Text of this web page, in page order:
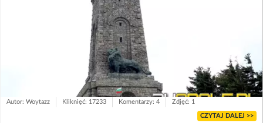
Autor: Woytazz Kliknięć: 17233 Komentarzy: 4 Zdjęć: 1
CZYTAJ DALEJ >>